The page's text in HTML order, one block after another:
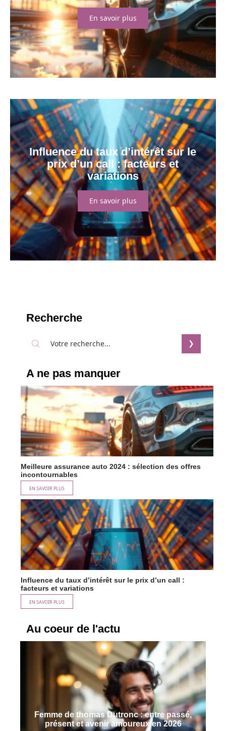
En savoir plus
Influence du taux d’intérêt sur le
prix d’un call : facteurs et
variations
En savoir plus
Recherche
A ne pas manquer
Meilleure assurance auto 2024 : sélection des offres
incontournables
EN SAVOIR PLUS
Influence du taux d’intérêt sur le prix d’un call :
facteurs et variations
EN SAVOIR PLUS
Au coeur de l'actu
Femme de thomas Dutronc : entre passé,
présent et avenir amoureux en 2026